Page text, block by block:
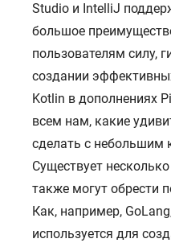
Studio и IntelliJ
большое
пользователям силу,
создании
Kotlin в дополнениях
всем нам, какие
сделать с небольшим
Существует
также могут обрести
Как, например,
используется для